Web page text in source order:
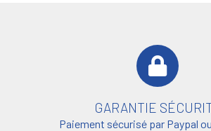
GARANTIE
Paiement sécurisé par Paypal